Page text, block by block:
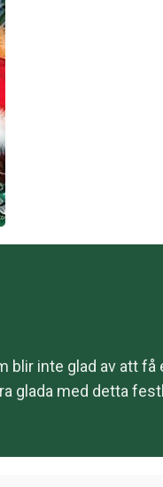
blir inte glad av att
glada med detta